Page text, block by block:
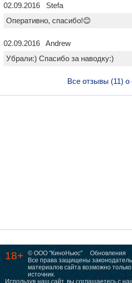
02.09.2016 Stefa
Оперативно, спасибо!😊
02.09.2016 Andrew
Убрали:) Спасибо за наводку:)
Все отзывы (11)
18+ © ООО "КиноНьюс"
Обновления
Все права защищены
материалов сайта возможно
источник.
Используя наш сайт, вы соглашаетесь с